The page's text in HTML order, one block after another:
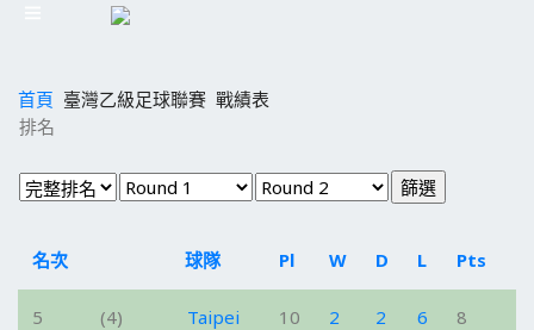
首頁 臺灣乙級足球聯賽 戰績表
排名
名次 球隊 Pl W D L Pts
5 (4)
Taipei
10 2 2 6 8